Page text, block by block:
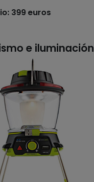
399 euros
e iluminación